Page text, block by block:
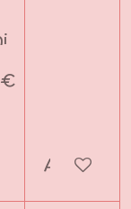
au panier
Ajouter